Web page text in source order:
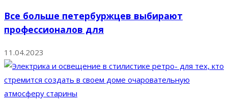
Все больше петербуржцев выбирают
профессионалов для
11.04.2023